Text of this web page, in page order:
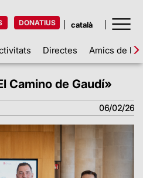
DONATIUS
Directes Amics de la
Camino de Gaudí»
06/02/26